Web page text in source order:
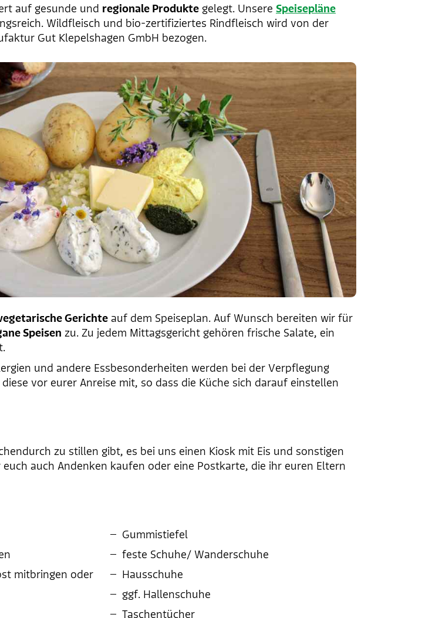
auf gesunde und regionale Produkte gelegt. Unsere Speisepläne
Wildfleisch und bio-zertifiziertes Rindfleisch wird von der
Gut Klepelshagen GmbH bezogen.
Gerichte auf dem Speiseplan. Auf Wunsch bereiten wir für
Speisen zu. Zu jedem Mittagsgericht gehören frische Salate, ein
und andere Essbesonderheiten werden bei der Verpflegung
vor eurer Anreise mit, so dass die Küche sich darauf einstellen
zu stillen gibt, es bei uns einen Kiosk mit Eis und sonstigen
auch Andenken kaufen oder eine Postkarte, die ihr euren Eltern
mitbringen oder
Gummistiefel
feste Schuhe/ Wanderschuhe
Hausschuhe
ggf. Hallenschuhe
Taschentücher